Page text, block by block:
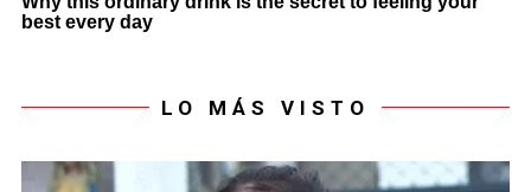
LO MÁS VISTO